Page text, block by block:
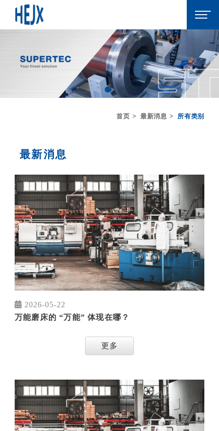
首页 最新消息 所有类别
最新消息
2026-05-22
万能磨床的 “万能” 体现在哪？
更多